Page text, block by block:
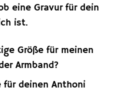
eine Gravur für dein
ist.
Größe für meinen
Armband?
für deinen Anthoni